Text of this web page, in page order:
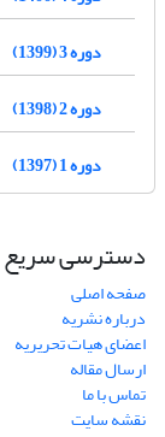
دوره 3 (1399)
دوره 2 (1398)
دوره 1 (1397)
دسترسی سریع
صفحه اصلی
درباره نشریه
اعضای هیات تحریریه
ارسال مقاله
تماس با ما
نقشه سایت